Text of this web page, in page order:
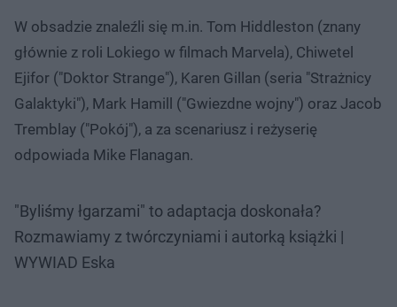
W obsadzie znaleźli się m.in. Tom Hiddleston (znany
głównie z roli Lokiego w filmach Marvela), Chiwetel
Ejifor ("Doktor Strange"), Karen Gillan (seria "Strażnicy
Galaktyki"), Mark Hamill ("Gwiezdne wojny") oraz Jacob
Tremblay ("Pokój"), a za scenariusz i reżyserię
odpowiada Mike Flanagan.
"Byliśmy łgarzami" to adaptacja doskonała?
Rozmawiamy z twórczyniami i autorką książki |
WYWIAD Eska